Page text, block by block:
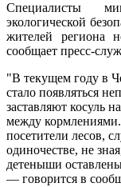
Специалисты
экологической
жителей региона
сообщает пресс-
"В текущем году в
стало появляться
заставляют косуль
между кормлениями.
посетители лесов,
одиночестве, не
детеныши
— говорится в